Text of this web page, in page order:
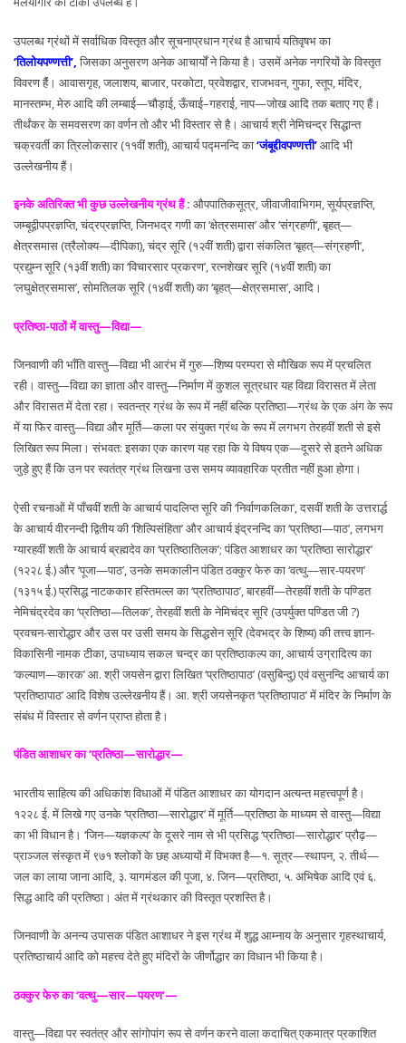
उपलब्ध ग्रंथों में सर्वाधिक विस्तृत और सूचनाप्रधान ग्रंथ है आचार्य यतिवृषभ का
‘तिलोयपण्णत्ती’, जिसका अनुसरण अनेक आचार्यों ने किया है। उसमें अनेक नगरियों के विस्तृत
विवरण हैंं। आवासगृह, जलाशय, बाजार, परकोटा, प्रवेशद्वार, राजभवन, गुफा, स्तूप, मंदिर,
मानस्तम्भ, मेरु आदि की लम्बाई—चौड़ाई, ऊँचाई–गहराई, नाप—जोख आदि तक बताए गए हैं।
तीर्थंकर के समवसरण का वर्णन तो और भी विस्तार से है। आचार्य श्री नेमिचन्द्र सिद्धान्त
चक्रवर्ती का त्रिलोकसार (११वीं शती), आचार्य पद्मनन्दि का‘जंबूद्दीवपण्णत्ती’आदि भी
उल्लेखनीय हैं।
इनके अतिरिक्त भी कुछ उल्लेखनीय ग्रंथ हैं : औपपातिकसूत्र, जीवाजीवाभिगम, सूर्यप्रज्ञप्ति,
जम्बूद्वीपप्रज्ञप्ति, चंद्रप्रज्ञप्ति, जिनभद्र गणी का ‘क्षेत्रसमास’ और ‘संग्रहणी’, बृहत्—
क्षेत्रसमास (त्रैलोक्य—दीपिका), चंद्र सूरि (१२वीं शती) द्वारा संकलित ‘बृहत्—संग्रहणी’,
प्रद्युम्न सूरि (१३वीं शती) का ‘विचारसार प्रकरण’, रत्नशेखर सूरि (१४वीं शती) का
‘लघुक्षेत्रसमास’, सोमतिलक सूरि (१४वीं शती) का ‘बृहत्—क्षेत्रसमास’, आदि।
प्रतिष्ठा-पाठों में वास्तु—विद्या—
जिनवाणी की भाँति वास्तु—विद्या भी आरंभ में गुरु—शिष्य परम्परा से मौखिक रूप में प्रचलित
रही। वास्तु—विद्या का ज्ञाता और वास्तु—निर्माण में कुशल सूत्रधार यह विद्या विरासत में लेता
और विरासत में देता रहा। स्वतन्त्र ग्रंथ के रूप में नहीं बल्कि प्रतिष्ठा—ग्रंथ के एक अंग के रूप
में या फिर वास्तु—विद्या और मूर्ति—कला पर संयुक्त ग्रंथ के रूप में लगभग तेरहवीं शती से इसे
लिखित रूप मिला। संभवत: इसका एक कारण यह रहा कि ये विषय एक—दूसरे से इतने अधिक
जुड़े हुए हैं कि उन पर स्वतंत्र ग्रंथ लिखना उस समय व्यावहारिक प्रतीत नहीं हुआ होगा।
ऐसी रचनाओं में पाँचवीं शती के आचार्य पादलिप्त सूरि की ‘निर्वाणकलिका’, दसवीं शती के उत्तरार्द्ध
के आचार्य वीरनन्दी द्वितीय की ‘शिल्पिसंहिता’ और आचार्य इंद्रनन्दि का ‘प्रतिष्ठा—पाठ’, लगभग
ग्यारहवीं शती के आचार्य ब्रह्मदेव का ‘प्रतिष्ठातिलक’; पंडित आशाधर का ‘प्रतिष्ठा सारोद्धार’
(१२२८ ई.) और ‘पूजा—पाठ’, उनके समकालीन पंडित ठक्कुर फेरु का ‘वत्थु—सार-पयरण’
(१३१५ ई.) प्रसिद्ध नाटककार हस्तिमल्ल का ‘प्रतिष्ठापाठ’, बारहवीं—तेरहवीं शती के पण्डित
नेमिचंद्रदेव का ‘प्रतिष्ठा—तिलक’, तेरहवीं शती के नेमिचंद्र सूरि (उपर्युक्त पण्डित जी ?)
प्रवचन-सारोद्धार और उस पर उसी समय के सिद्धसेन सूरि (देवभद्र के शिष्य) की तत्त्व ज्ञान-
विकासिनी नामक टीका, उपाध्याय सकल चन्द्र का प्रतिष्ठाकल्प का, आचार्य उग्रादित्य का
‘कल्याण—कारक’ आ. श्री जयसेन द्वारा लिखित ‘प्रतिष्ठापाठ’ (वसुबिन्दु) एवं वसुनन्दि आचार्य का
‘प्रतिष्ठापाठ’ आदि विशेष उल्लेखनीय हैं। आ. श्री जयसेनकृत ‘प्रतिष्ठापाठ’ में मंदिर के निर्माण के
संबंध में विस्तार से वर्णन प्राप्त होता है।
पंडित आशाधर का ‘प्रतिष्ठा—सारोद्धार—
भारतीय साहित्य की अधिकांश विधाओं में पंडित आशाधर का योगदान अत्यन्त महत्त्वपूर्ण है।
१२२८ ई. में लिखे गए उनके ‘प्रतिष्ठा—सारोद्धार’ में मूर्ति—प्रतिष्ठा के माध्यम से वास्तु—विद्या
का भी विधान है। ‘जिन—यज्ञकल्प’ के दूसरे नाम से भी प्रसिद्ध ‘प्रतिष्ठा—सारोद्धार’ प्रौढ़—
प्राञ्जल संस्कृत में ९७१ श्लोकों के छह अध्यायों में विभक्त है—१. सूत्र—स्थापन, २. तीर्थ—
जल का लाया जाना आदि, ३. यागमंडल की पूजा, ४. जिन—प्रतिष्ठा, ५. अभिषेक आदि एवं ६.
सिद्ध आदि की प्रतिष्ठा। अंत में ग्रंथकार की विस्तृत प्रशस्ति है।
जिनवाणी के अनन्य उपासक पंडित आशाधर ने इस ग्रंथ में शुद्ध आम्नाय के अनुसार गृहस्थाचार्य,
प्रतिष्ठाचार्य आदि को महत्त्व देते हुए मंदिरों के जीर्णोद्धार का विधान भी किया है।
ठक्कुर फेरु का ‘वत्थु—सार—पयरण’—
वास्तु—विद्या पर स्वतंत्र और सांगोपांग रूप से वर्णन करने वाला कदाचित् एकमात्र प्रकाशित